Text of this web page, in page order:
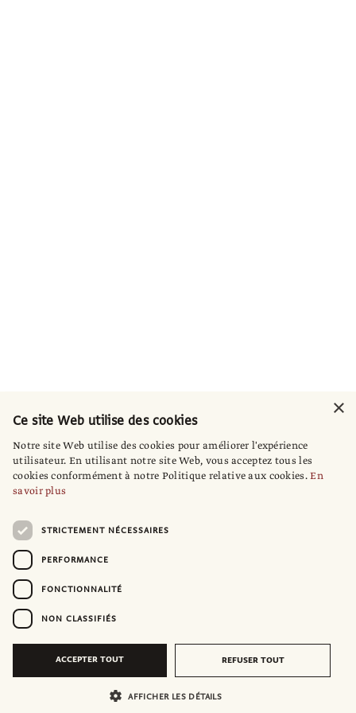
×
Ce site Web utilise des cookies
Notre site Web utilise des cookies pour améliorer l'expérience
utilisateur. En utilisant notre site Web, vous acceptez tous les
cookies conformément à notre Politique relative aux cookies.En
savoir plus
STRICTEMENT NÉCESSAIRES
PERFORMANCE
FONCTIONNALITÉ
NON CLASSIFIÉS
ACCEPTER TOUT REFUSER TOUT
AFFICHER LES DÉTAILS